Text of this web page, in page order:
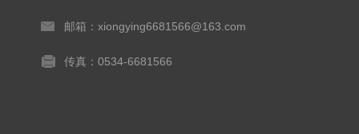
邮箱：xiongying6681566@163.com
传真：0534-6681566